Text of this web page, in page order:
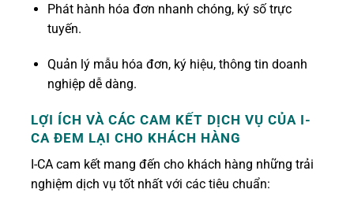
Phát hành hóa đơn nhanh chóng, ký số trực
tuyến.
Quản lý mẫu hóa đơn, ký hiệu, thông tin doanh
nghiệp dễ dàng.
LỢI ÍCH VÀ CÁC CAM KẾT DỊCH VỤ CỦA I-
CA ĐEM LẠI CHO KHÁCH HÀNG
I-CA cam kết mang đến cho khách hàng những trải
nghiệm dịch vụ tốt nhất với các tiêu chuẩn: